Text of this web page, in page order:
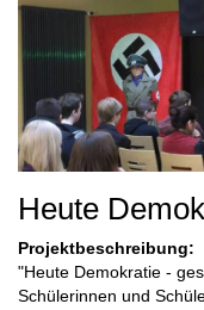
Heute
Projektbeschreibung:
"Heute Demokratie -
Schülerinnen und